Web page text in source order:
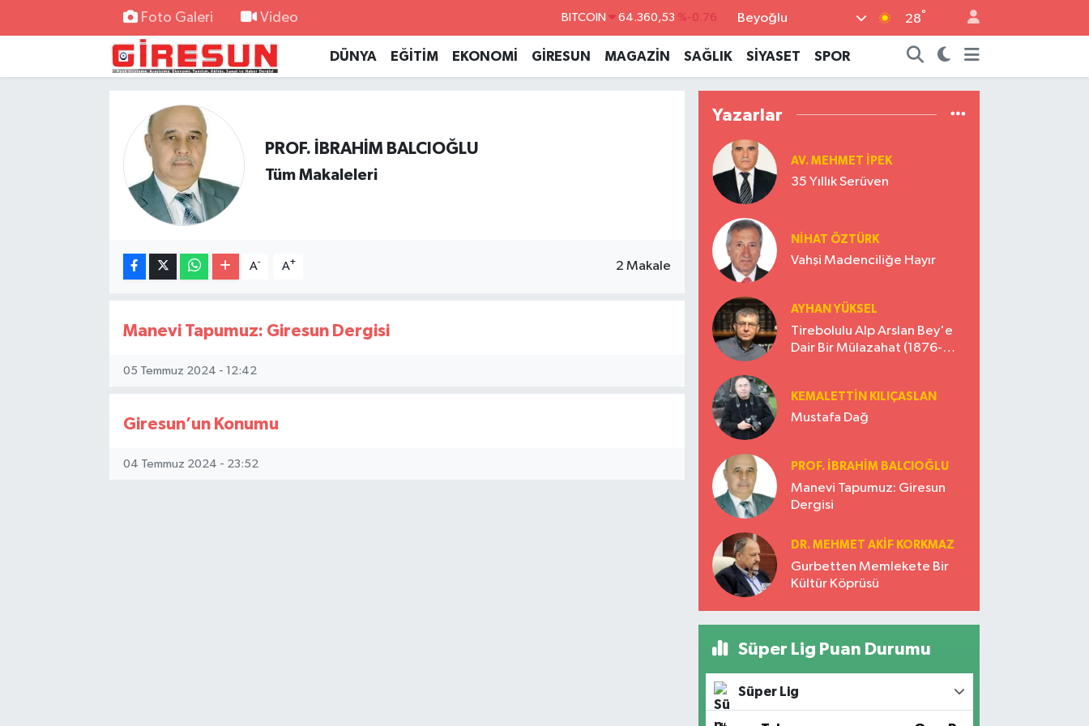
Foto Galeri Video BITCOIN 64.360,53 %-0.76
47,7069 %0.17
EURO 55,0265 %0.01
%64
Beyoğlu 28°
DÜNYA EĞİTİM EKONOMİ GİRESUN MAGAZİN SAĞLIK SİYASET SPOR
PROF. İBRAHİM BALCIOĞLU
Tüm Makaleleri
A- A+ 2 Makale
Manevi Tapumuz: Giresun Dergisi
05 Temmuz 2024 - 12:42
Giresun’un Konumu
04 Temmuz 2024 - 23:52
Yazarlar
AV. MEHMET İPEK
35 Yıllık Serüven
NİHAT ÖZTÜRK
Vahşi Madenciliğe Hayır
AYHAN YÜKSEL
Tirebolulu Alp Arslan Bey'e
Dair Bir Mülazahat (1876-
KEMALETTİN KILIÇASLAN
Mustafa Dağ
PROF. İBRAHİM BALCIOĞLU
Manevi Tapumuz: Giresun
Dergisi
DR. MEHMET AKIF KORKMAZ
Gurbetten Memlekete Bir
Kültür Köprüsü
Süper Lig Puan Durumu
Süper Lig
Hava Durumu
Süper Lig Puan Durumu ve Fikstür
Tüm Manşetler
Son Dakika Haberleri